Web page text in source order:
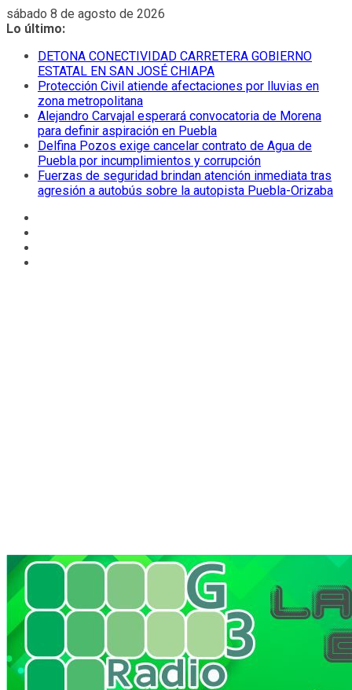
Saltar
al
sábado 8 de agosto de 2026
Lo último:
DETONA CONECTIVIDAD CARRETERA GOBIERNO
ESTATAL EN SAN JOSÉ CHIAPA
Protección Civil atiende afectaciones por lluvias en
zona metropolitana
Alejandro Carvajal esperará convocatoria de Morena
para definir aspiración en Puebla
Delfina Pozos exige cancelar contrato de Agua de
Puebla por incumplimientos y corrupción
Fuerzas de seguridad brindan atención inmediata tras
agresión a autobús sobre la autopista Puebla-Orizaba